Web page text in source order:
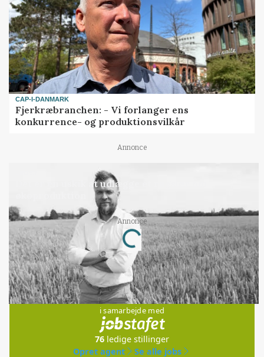
CAP-I-DANMARK
Fjerkræbranchen: - Vi forlanger ens
konkurrence- og produktionsvilkår
Annonce
Det er en uskik at udlægge et røgslør om
Annonce
Loading...
Jobs
i samarbejde med
76 ledige stillinger
Opret agent
Se alle jobs